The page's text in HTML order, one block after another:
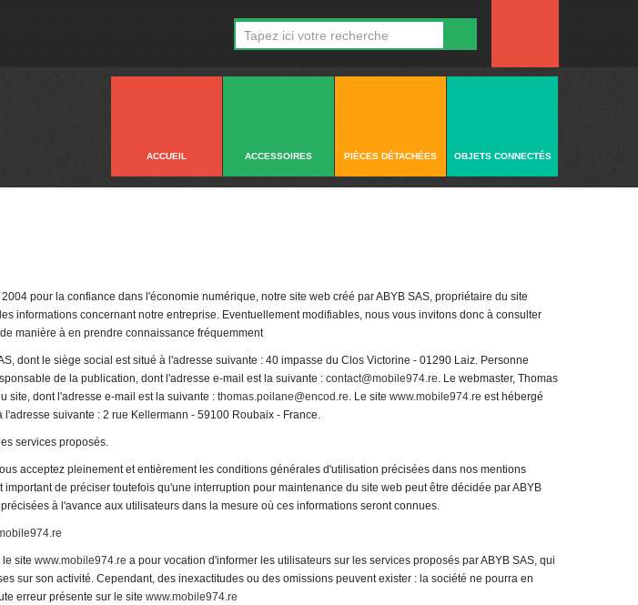
ACCUEIL ACCESSOIRES PIÈCES DÉTACHÉES OBJETS CONNECTÉS
pour la confiance dans l'économie numérique, notre site web créé par ABYB SAS, propriétaire du site
informations concernant notre entreprise. Eventuellement modifiables, nous vous invitons donc à consulter
manière à en prendre connaissance fréquemment
dont le siège social est situé à l'adresse suivante : 40 impasse du Clos Victorine - 01290 Laiz. Personne
de la publication, dont l'adresse e-mail est la suivante : contact@mobile974.re. Le webmaster, Thomas
site, dont l'adresse e-mail est la suivante : thomas.poilane@encod.re. Le site www.mobile974.re est hébergé
suivante : 2 rue Kellermann - 59100 Roubaix - France.
services proposés.
acceptez pleinement et entièrement les conditions générales d'utilisation précisées dans nos mentions
important de préciser toutefois qu'une interruption pour maintenance du site web peut être décidée par ABYB
à l'avance aux utilisateurs dans la mesure où ces informations seront connues.
site www.mobile974.re a pour vocation d'informer les utilisateurs sur les services proposés par ABYB SAS, qui
sur son activité. Cependant, des inexactitudes ou des omissions peuvent exister : la société ne pourra en
erreur présente sur le site www.mobile974.re